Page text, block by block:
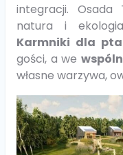
integracji.
natura i
Karmniki dla
gości, a we
własne warzywa,